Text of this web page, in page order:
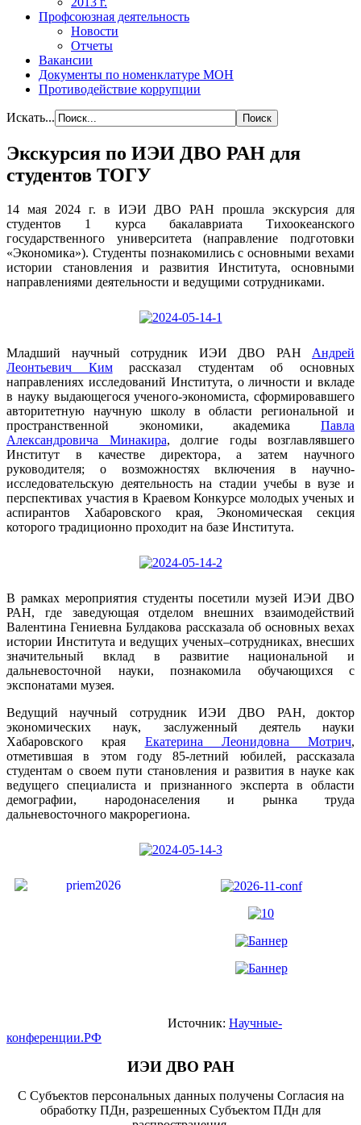
Профсоюзная деятельность
Новости
Отчеты
Вакансии
Документы по номенклатуре МОН
Противодействие коррупции
Искать...
Экскурсия по ИЭИ ДВО РАН для
студентов ТОГУ
14 мая 2024 г. в ИЭИ ДВО РАН прошла экскурсия для
студентов 1 курса бакалавриата Тихоокеанского
государственного университета (направление подготовки
«Экономика»). Студенты познакомились с основными вехами
истории становления и развития Института, основными
направлениями деятельности и ведущими сотрудниками.
Младший научный сотрудник ИЭИ ДВО РАН Андрей
Леонтьевич Кимрассказал студентам об основных
направлениях исследований Института, о личности и вкладе
в науку выдающегося ученого-экономиста, сформировавшего
авторитетную научную школу в области региональной и
пространственной экономики, академика Павла
Александровича Минакира, долгие годы возглавлявшего
Институт в качестве директора, а затем научного
руководителя; о возможностях включения в научно-
исследовательскую деятельность на стадии учебы в вузе и
перспективах участия в Краевом Конкурсе молодых ученых и
аспирантов Хабаровского края, Экономическая секция
которого традиционно проходит на базе Института.
В рамках мероприятия студенты посетили музей ИЭИ ДВО
РАН, где заведующая отделом внешних взаимодействий
Валентина Гениевна Булдакова рассказала об основных вехах
истории Института и ведущих ученых–сотрудниках, внесших
значительный вклад в развитие национальной и
дальневосточной науки, познакомила обучающихся с
экспонатами музея.
Ведущий научный сотрудник ИЭИ ДВО РАН, доктор
экономических наук, заслуженный деятель науки
Хабаровского края Екатерина Леонидовна Мотрич,
отметившая в этом году 85-летний юбилей, рассказала
студентам о своем пути становления и развития в науке как
ведущего специалиста и признанного эксперта в области
демографии, народонаселения и рынка труда
дальневосточного макрорегиона.
Источник: Научные-
конференции.РФ
ИЭИ ДВО РАН
С Субъектов персональных данных получены Согласия на
обработку ПДн, разрешенных Субъектом ПДн для